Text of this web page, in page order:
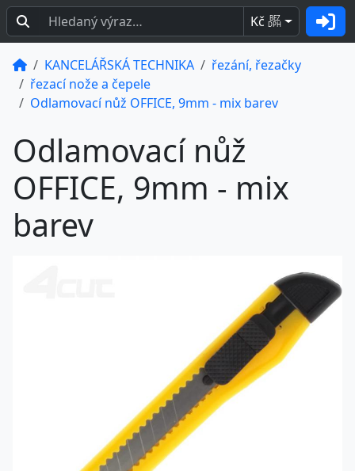
Kč BEZ
DPH
KANCELÁŘSKÁ TECHNIKA
řezání, řezačky
řezací nože a čepele
Odlamovací nůž OFFICE, 9mm - mix barev
Odlamovací nůž
OFFICE, 9mm - mix
barev